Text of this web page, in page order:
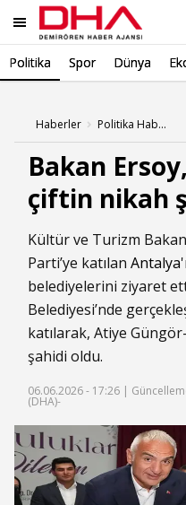
Politika Spor Dünya
Haberler Politika Haberleri
Bakan
çiftin nikah
Kültür ve Turizm
Parti’ye katılan Antalya
belediyelerini ziyaret
Belediyesi’nde
katılarak, Atiye
şahidi oldu.
06.06.2026 - 17:26 |
(DHA)-